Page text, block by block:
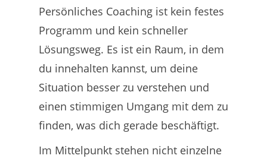
Persönliches Coaching ist kein festes
Programm und kein schneller
Lösungsweg. Es ist ein Raum, in dem
du innehalten kannst, um deine
Situation besser zu verstehen und
einen stimmigen Umgang mit dem zu
finden, was dich gerade beschäftigt.
Im Mittelpunkt stehen nicht einzelne